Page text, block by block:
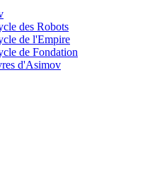
des Robots
de l'Empire
de Fondation
d'Asimov